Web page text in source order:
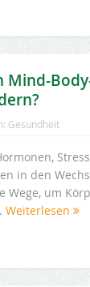
Mind-
Gesundheit
in den
Wege, um
Weiterlesen